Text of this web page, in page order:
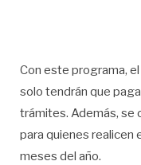
Con este programa,
solo tendrán que
trámites. Además, se
para quienes realicen
meses del año.